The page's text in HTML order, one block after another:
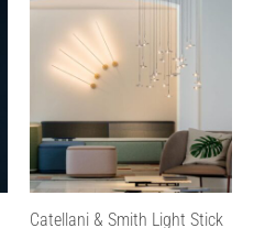
Catellani & Smith Light Stick